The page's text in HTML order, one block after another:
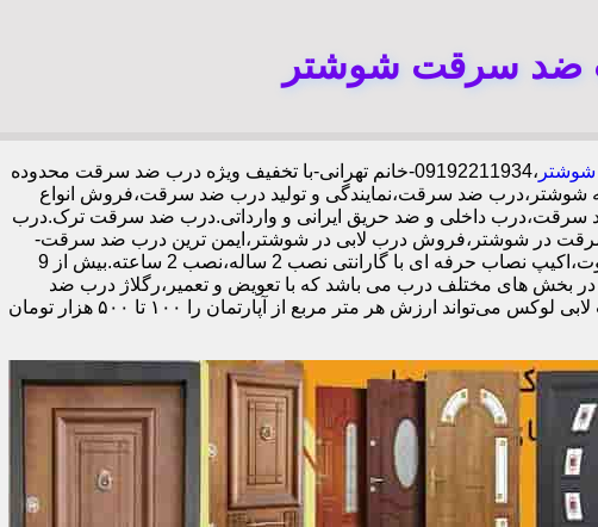
ضد سرقت شوشتر
شوشتر
،09192211934-خانم تهرانی-با تخفیف ویژه درب ضد سرقت محدوده
ضد سرقت،نمایندگی و تولید درب ضد سرقت،فروش انواع
سرقت،درب داخلی و ضد حریق ایرانی و وارداتی.درب ضد سرقت ترک.درب
در شوشتر،فروش درب لابی در شوشتر،ایمن ترین درب ضد سرقت-
خرید مستقیم از کارخانه قفل گاوصندوقی کاله،ضد برش و ضد دیلم 100% وارداتی،ورق فولادی دوبل چهارطرفه،عایق حرارت و صوت،اکیپ نصاب حرفه ای با گارانتی نصب 2 ساله،نصب 2 ساعته.بیش از 9
در بخش های مختلف درب می باشد که با تعویض و تعمیر،رگلاژ درب ضد
سرقت،درب لابی و یا درب ورودی ساختمان از جمله عوامل تأثیر گذار در ظاهر کل ساختمان می‌باشد.طبق تحقیقات انجام شده،درب لابی لوکس می‌تواند ارزش هر متر مربع از آپارتمان را ۱۰۰ تا ۵۰۰ هزار تومان